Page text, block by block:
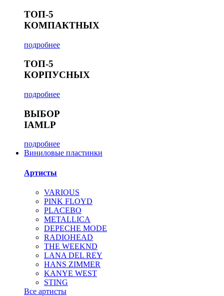
ТОП-5
КОМПАКТНЫХ
подробнее
ТОП-5
КОРПУСНЫХ
подробнее
ВЫБОР
IAMLP
подробнее
Виниловые пластинки
Артисты
VARIOUS
PINK FLOYD
PLACEBO
METALLICA
DEPECHE MODE
RADIOHEAD
THE WEEKND
LANA DEL REY
HANS ZIMMER
KANYE WEST
STING
Все артисты